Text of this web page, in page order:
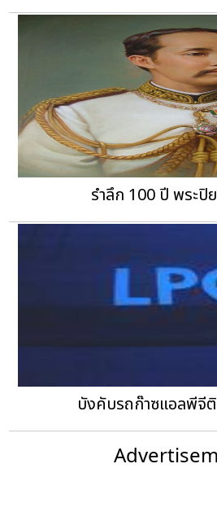
รำลึก 100 ปี พระปิ
บังคับรถก๊าซแอลพีจี